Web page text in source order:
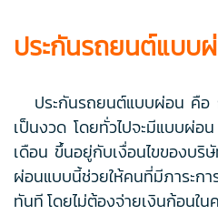
ประกันรถยนต์แบบผ่
ประกันรถยนต์แบบผ่อน คือ
เป็นงวด โดยทั่วไปจะมีแบบผ่
เดือน ขึ้นอยู่กับเงื่อนไขของบริ
ผ่อนแบบนี้ช่วยให้คนที่มีภาระก
ทันที โดยไม่ต้องจ่ายเงินก้อนใน